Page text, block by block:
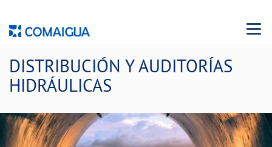
Menu
DISTRIBUCIÓN Y AUDITORÍAS
HIDRÁULICAS